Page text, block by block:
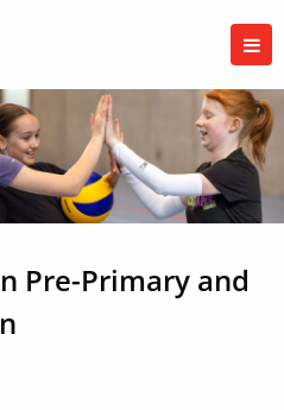
Pre-Primary and